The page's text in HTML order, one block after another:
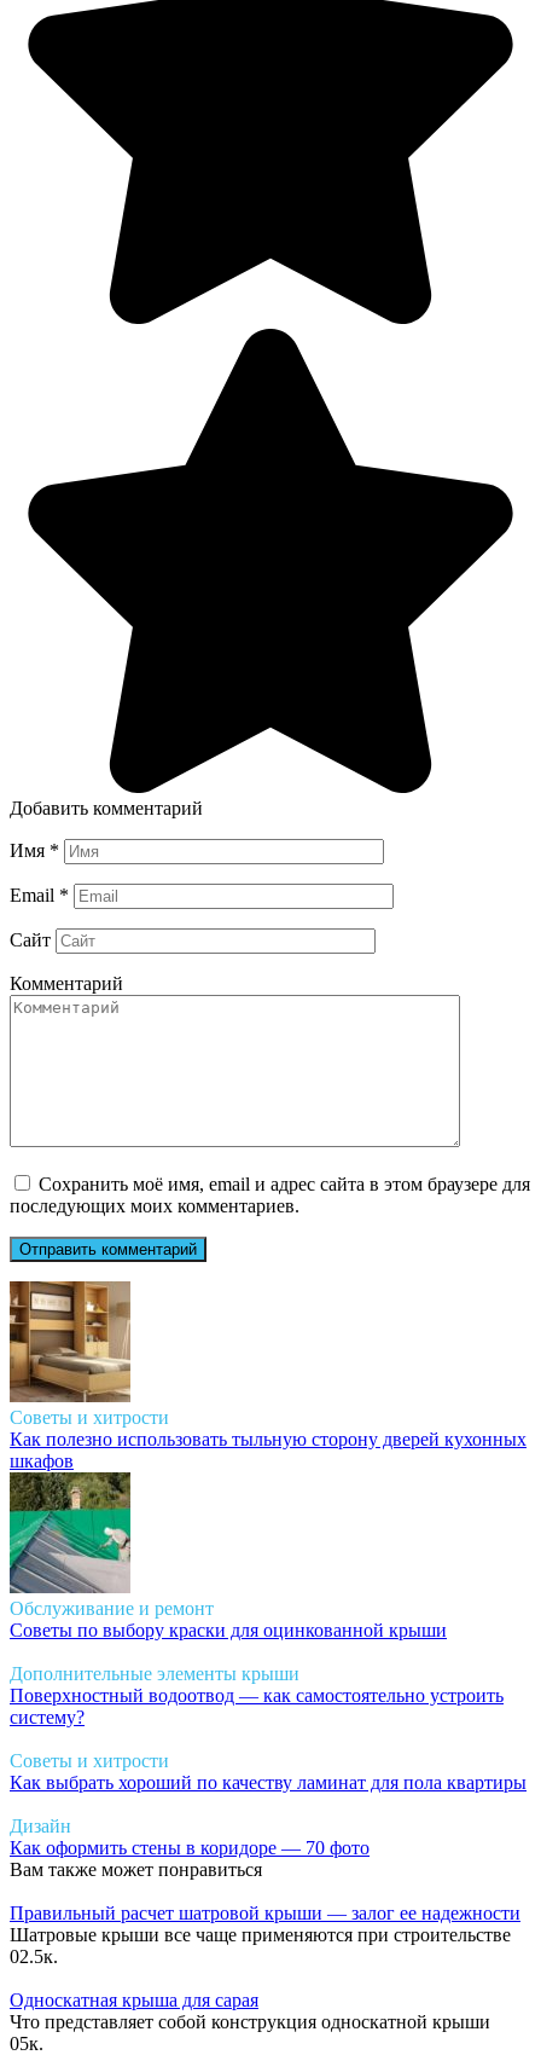
Добавить комментарий
Имя *
Email *
Сайт
Комментарий
Сохранить моё имя, email и адрес сайта в этом браузере для
последующих моих комментариев.
Советы и хитрости
Как полезно использовать тыльную сторону дверей кухонных
шкафов
Обслуживание и ремонт
Советы по выбору краски для оцинкованной крыши
Дополнительные элементы крыши
Поверхностный водоотвод — как самостоятельно устроить
систему?
Советы и хитрости
Как выбрать хороший по качеству ламинат для пола квартиры
Дизайн
Как оформить стены в коридоре — 70 фото
Вам также может понравиться
Правильный расчет шатровой крыши — залог ее надежности
Шатровые крыши все чаще применяются при строительстве
02.5к.
Односкатная крыша для сарая
Что представляет собой конструкция односкатной крыши
05к.